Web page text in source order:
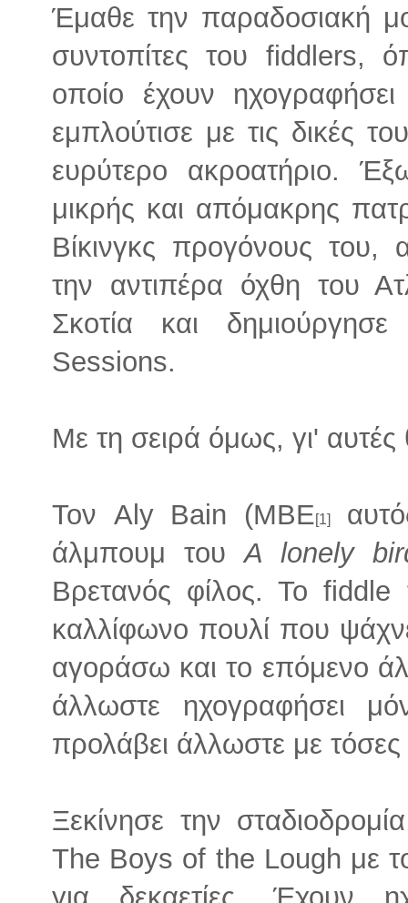
Έμαθε την παραδοσιακή
συντοπίτες του fiddlers,
οποίο έχουν
εμπλούτισε με τις δικές
ευρύτερο ακροατήριο.
μικρής και απόμακρης
Βίκινγκς προγόνους του,
την αντιπέρα όχθη του
Σκοτία και δημιούργησε
Sessions.
Με τη σειρά όμως, γι'
Τον Aly Bain (MBE[1]
άλμπουμ τουA lonely
Βρετανός φίλος. Το fiddle
καλλίφωνο πουλί που
αγοράσω και το επόμενο
άλλωστε ηχογραφήσει
προλάβει άλλωστε με τόσες
Ξεκίνησε την
The Boys of the Lough με
για δεκαετίες. Έχουν